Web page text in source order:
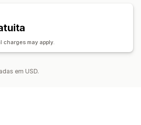
charges may apply.
em USD.